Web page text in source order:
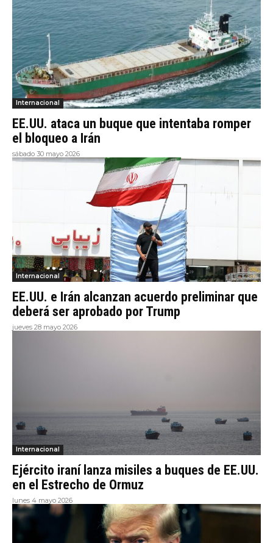
Internacional
EE.UU. ataca un buque que intentaba romper
el bloqueo a Irán
sábado 30 mayo 2026
Internacional
EE.UU. e Irán alcanzan acuerdo preliminar que
deberá ser aprobado por Trump
jueves 28 mayo 2026
Internacional
Ejército iraní lanza misiles a buques de EE.UU.
en el Estrecho de Ormuz
lunes 4 mayo 2026